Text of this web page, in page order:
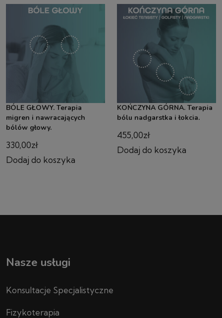
BÓLE GŁOWY. Terapia
migren i nawracających
bólów głowy.
330,00zł
Dodaj do koszyka
KOŃCZYNA GÓRNA. Terapia
bólu nadgarstka i łokcia.
455,00zł
Dodaj do koszyka
Nasze usługi
Konsultacje Specjalistyczne
Fizykoterapia